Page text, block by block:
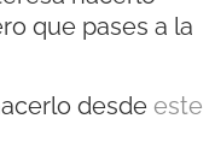
que pases a la
desde este